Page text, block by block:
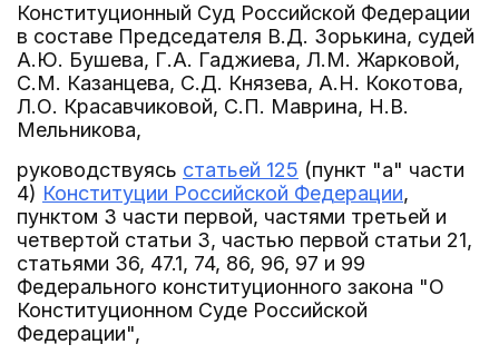
Конституционный Суд Российской Федерации
в составе Председателя В.Д. Зорькина, судей
А.Ю. Бушева, Г.А. Гаджиева, Л.М. Жарковой,
С.М. Казанцева, С.Д. Князева, А.Н. Кокотова,
Л.О. Красавчиковой, С.П. Маврина, Н.В.
Мельникова,
руководствуясь статьей 125 (пункт "а" части
4) Конституции Российской Федерации,
пунктом 3 части первой, частями третьей и
четвертой статьи 3, частью первой статьи 21,
статьями 36, 47.1, 74, 86, 96, 97 и 99
Федерального конституционного закона "О
Конституционном Суде Российской
Федерации",